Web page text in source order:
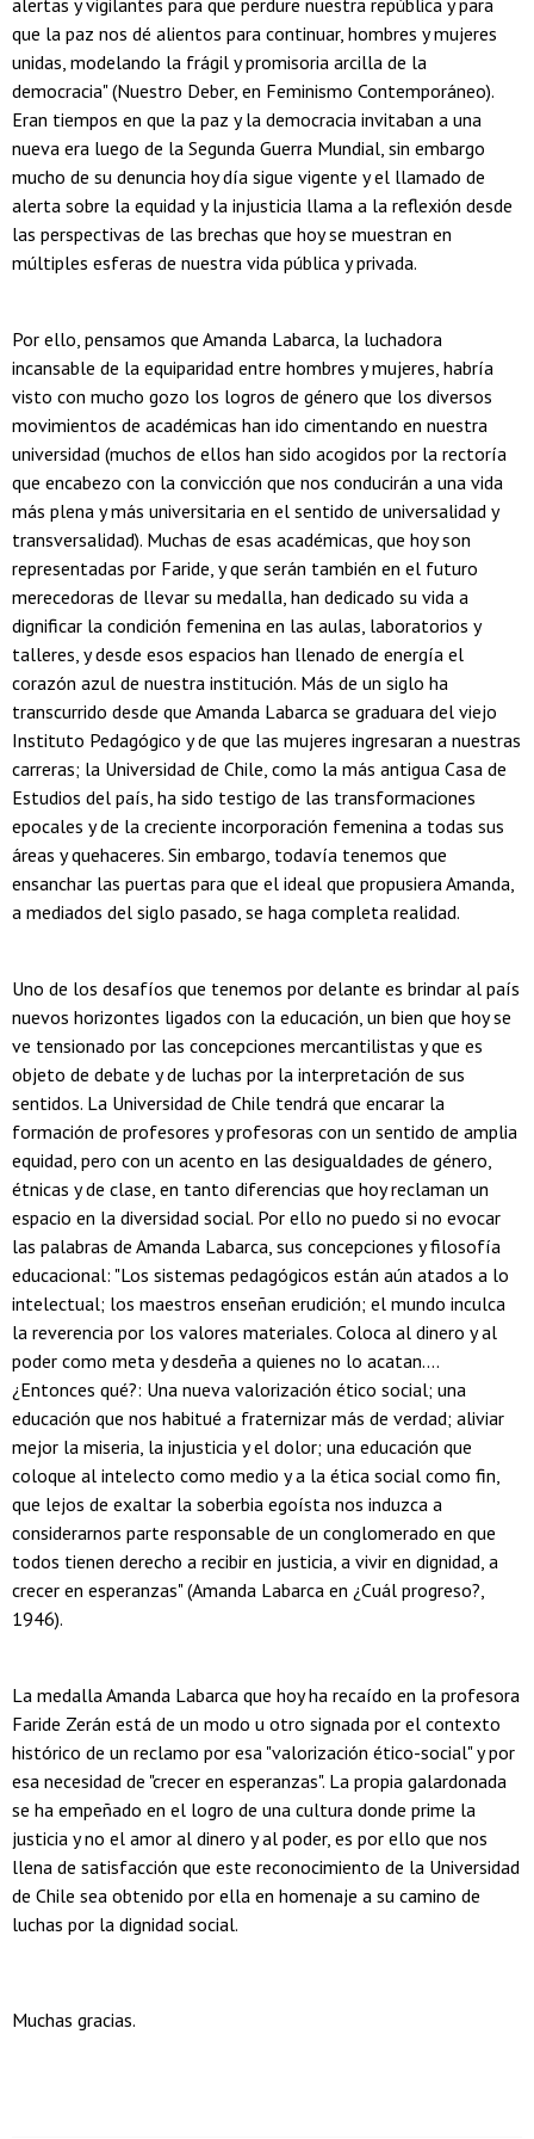
alertas y vigilantes para que perdure nuestra república y para
que la paz nos dé alientos para continuar, hombres y mujeres
unidas, modelando la frágil y promisoria arcilla de la
democracia" (Nuestro Deber, en Feminismo Contemporáneo).
Eran tiempos en que la paz y la democracia invitaban a una
nueva era luego de la Segunda Guerra Mundial, sin embargo
mucho de su denuncia hoy día sigue vigente y el llamado de
alerta sobre la equidad y la injusticia llama a la reflexión desde
las perspectivas de las brechas que hoy se muestran en
múltiples esferas de nuestra vida pública y privada.
Por ello, pensamos que Amanda Labarca, la luchadora
incansable de la equiparidad entre hombres y mujeres, habría
visto con mucho gozo los logros de género que los diversos
movimientos de académicas han ido cimentando en nuestra
universidad (muchos de ellos han sido acogidos por la rectoría
que encabezo con la convicción que nos conducirán a una vida
más plena y más universitaria en el sentido de universalidad y
transversalidad). Muchas de esas académicas, que hoy son
representadas por Faride, y que serán también en el futuro
merecedoras de llevar su medalla, han dedicado su vida a
dignificar la condición femenina en las aulas, laboratorios y
talleres, y desde esos espacios han llenado de energía el
corazón azul de nuestra institución. Más de un siglo ha
transcurrido desde que Amanda Labarca se graduara del viejo
Instituto Pedagógico y de que las mujeres ingresaran a nuestras
carreras; la Universidad de Chile, como la más antigua Casa de
Estudios del país, ha sido testigo de las transformaciones
epocales y de la creciente incorporación femenina a todas sus
áreas y quehaceres. Sin embargo, todavía tenemos que
ensanchar las puertas para que el ideal que propusiera Amanda,
a mediados del siglo pasado, se haga completa realidad.
Uno de los desafíos que tenemos por delante es brindar al país
nuevos horizontes ligados con la educación, un bien que hoy se
ve tensionado por las concepciones mercantilistas y que es
objeto de debate y de luchas por la interpretación de sus
sentidos. La Universidad de Chile tendrá que encarar la
formación de profesores y profesoras con un sentido de amplia
equidad, pero con un acento en las desigualdades de género,
étnicas y de clase, en tanto diferencias que hoy reclaman un
espacio en la diversidad social. Por ello no puedo si no evocar
las palabras de Amanda Labarca, sus concepciones y filosofía
educacional: "Los sistemas pedagógicos están aún atados a lo
intelectual; los maestros enseñan erudición; el mundo inculca
la reverencia por los valores materiales. Coloca al dinero y al
poder como meta y desdeña a quienes no lo acatan....
¿Entonces qué?: Una nueva valorización ético social; una
educación que nos habitué a fraternizar más de verdad; aliviar
mejor la miseria, la injusticia y el dolor; una educación que
coloque al intelecto como medio y a la ética social como fin,
que lejos de exaltar la soberbia egoísta nos induzca a
considerarnos parte responsable de un conglomerado en que
todos tienen derecho a recibir en justicia, a vivir en dignidad, a
crecer en esperanzas" (Amanda Labarca en ¿Cuál progreso?,
1946).
La medalla Amanda Labarca que hoy ha recaído en la profesora
Faride Zerán está de un modo u otro signada por el contexto
histórico de un reclamo por esa "valorización ético-social" y por
esa necesidad de "crecer en esperanzas". La propia galardonada
se ha empeñado en el logro de una cultura donde prime la
justicia y no el amor al dinero y al poder, es por ello que nos
llena de satisfacción que este reconocimiento de la Universidad
de Chile sea obtenido por ella en homenaje a su camino de
luchas por la dignidad social.
Muchas gracias.